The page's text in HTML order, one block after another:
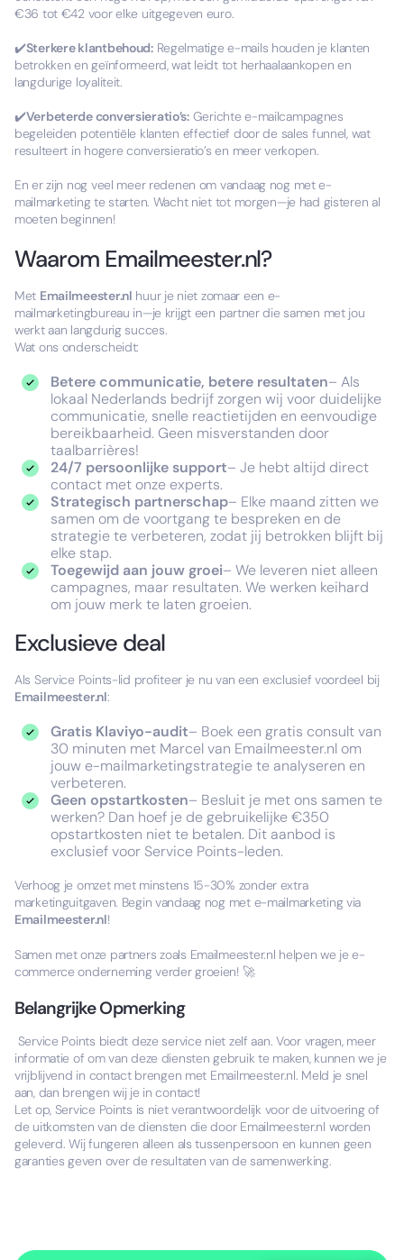
€36 tot €42 voor elke uitgegeven euro.
✔️Sterkere klantbehoud:Regelmatige e-mails houden je klanten
betrokken en geïnformeerd, wat leidt tot herhaalaankopen en
langdurige loyaliteit.
✔️Verbeterde conversieratio’s:Gerichte e-mailcampagnes
begeleiden potentiële klanten effectief door de sales funnel, wat
resulteert in hogere conversieratio’s en meer verkopen.
En er zijn nog veel meer redenen om vandaag nog met e-
mailmarketing te starten. Wacht niet tot morgen—je had gisteren al
moeten beginnen!
Waarom Emailmeester.nl?
Met Emailmeester.nl huur je niet zomaar een e-
mailmarketingbureau in—je krijgt een partner die samen met jou
werkt aan langdurig succes.
Wat ons onderscheidt:
Betere communicatie, betere resultaten– Als
lokaal Nederlands bedrijf zorgen wij voor duidelijke
communicatie, snelle reactietijden en eenvoudige
bereikbaarheid. Geen misverstanden door
taalbarrières!
24/7 persoonlijke support– Je hebt altijd direct
contact met onze experts.
Strategisch partnerschap– Elke maand zitten we
samen om de voortgang te bespreken en de
strategie te verbeteren, zodat jij betrokken blijft bij
elke stap.
Toegewijd aan jouw groei– We leveren niet alleen
campagnes, maar resultaten. We werken keihard
om jouw merk te laten groeien.
Exclusieve deal
Als Service Points-lid profiteer je nu van een exclusief voordeel bij
Emailmeester.nl:
Gratis Klaviyo-audit– Boek een gratis consult van
30 minuten met Marcel van Emailmeester.nl om
jouw e-mailmarketingstrategie te analyseren en
verbeteren.
Geen opstartkosten– Besluit je met ons samen te
werken? Dan hoef je de gebruikelijke €350
opstartkosten niet te betalen. Dit aanbod is
exclusief voor Service Points-leden.
Verhoog je omzet met minstens 15-30% zonder extra
marketinguitgaven. Begin vandaag nog met e-mailmarketing via
Emailmeester.nl!
Samen met onze partners zoals Emailmeester.nl helpen we je e-
commerce onderneming verder groeien! 🚀
Belangrijke Opmerking
Service Points biedt deze service niet zelf aan. Voor vragen, meer
informatie of om van deze diensten gebruik te maken, kunnen we je
vrijblijvend in contact brengen met Emailmeester.nl. Meld je snel
aan, dan brengen wij je in contact!
Let op, Service Points is niet verantwoordelijk voor de uitvoering of
de uitkomsten van de diensten die door Emailmeester.nl worden
geleverd. Wij fungeren alleen als tussenpersoon en kunnen geen
garanties geven over de resultaten van de samenwerking.